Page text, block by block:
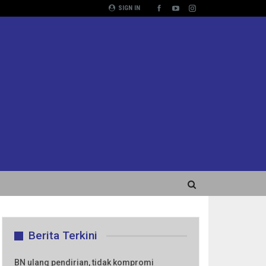
SIGN IN
Berita Terkini
BN ulang pendirian, tidak kompromi